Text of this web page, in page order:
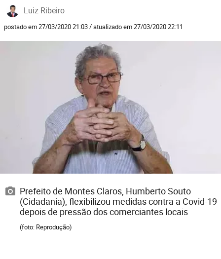
Luiz Ribeiro
postado em 27/03/2020 21:03 / atualizado em 27/03/2020 22:11
Prefeito de Montes Claros, Humberto Souto
(Cidadania), flexibilizou medidas contra a Covid-19
depois de pressão dos comerciantes locais
(foto: Reprodução)